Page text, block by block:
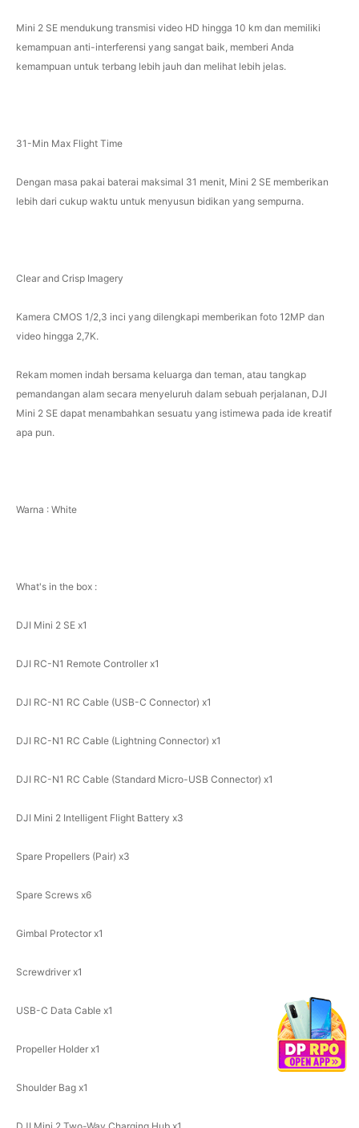
Mini 2 SE mendukung transmisi video HD hingga 10 km dan memiliki
kemampuan anti-interferensi yang sangat baik, memberi Anda
kemampuan untuk terbang lebih jauh dan melihat lebih jelas.
31-Min Max Flight Time
Dengan masa pakai baterai maksimal 31 menit, Mini 2 SE memberikan
lebih dari cukup waktu untuk menyusun bidikan yang sempurna.
Clear and Crisp Imagery
Kamera CMOS 1/2,3 inci yang dilengkapi memberikan foto 12MP dan
video hingga 2,7K.
Rekam momen indah bersama keluarga dan teman, atau tangkap
pemandangan alam secara menyeluruh dalam sebuah perjalanan, DJI
Mini 2 SE dapat menambahkan sesuatu yang istimewa pada ide kreatif
apa pun.
Warna : White
What's in the box :
DJI Mini 2 SE x1
DJI RC-N1 Remote Controller x1
DJI RC-N1 RC Cable (USB-C Connector) x1
DJI RC-N1 RC Cable (Lightning Connector) x1
DJI RC-N1 RC Cable (Standard Micro-USB Connector) x1
DJI Mini 2 Intelligent Flight Battery x3
Spare Propellers (Pair) x3
Spare Screws x6
Gimbal Protector x1
Screwdriver x1
USB-C Data Cable x1
Propeller Holder x1
Shoulder Bag x1